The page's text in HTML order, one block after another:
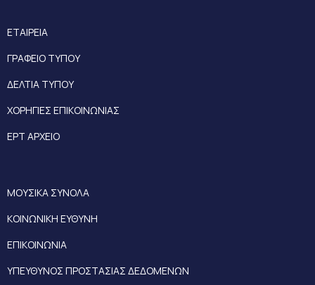
ΕΤΑΙΡΕΙΑ
ΓΡΑΦΕΙΟ ΤΥΠΟΥ
ΔΕΛΤΙΑ ΤΥΠΟΥ
ΧΟΡΗΓΙΕΣ ΕΠΙΚΟΙΝΩΝΙΑΣ
ΕΡΤ ΑΡΧΕΙΟ
ΜΟΥΣΙΚΑ ΣΥΝΟΛΑ
ΚΟΙΝΩΝΙΚΗ ΕΥΘΥΝΗ
ΕΠΙΚΟΙΝΩΝΙΑ
ΥΠΕΥΘΥΝΟΣ ΠΡΟΣΤΑΣΙΑΣ ΔΕΔΟΜΕΝΩΝ